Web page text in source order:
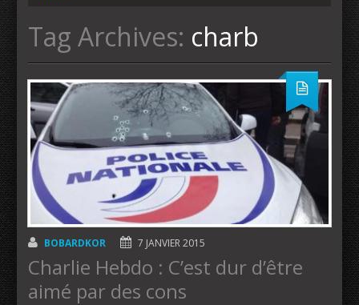
Tag Archives: charb
BOBARDKOR 7 JANVIER 2015
Charlie Hebdo : C’est dur d’être
aimé par des cons